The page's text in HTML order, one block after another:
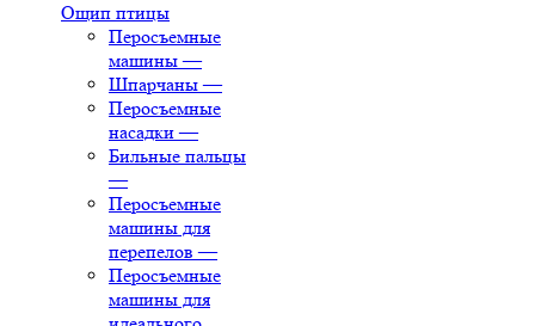
Ощип птицы
Перосъемные
машины —
Шпарчаны —
Перосъемные
насадки —
Бильные пальцы
—
Перосъемные
машины для
перепелов —
Перосъемные
машины для